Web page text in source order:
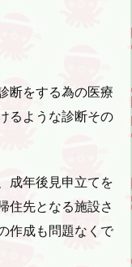
断をする為の医療
るような診断その
成年後見申立てを
住先となる施設さ
作成も問題なくで